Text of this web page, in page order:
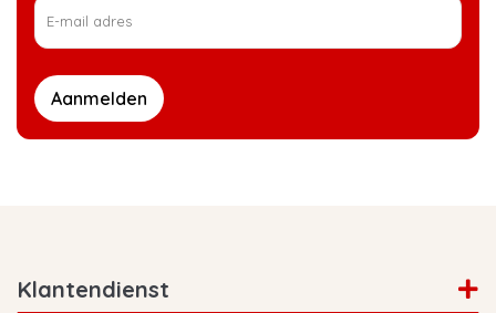
Aanmelden
Klantendienst